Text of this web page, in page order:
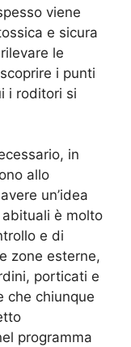
viene
e sicura
le
i punti
i roditori si
in
allo
un’idea
è molto
e di
zone esterne,
porticati e
che chiunque
programma